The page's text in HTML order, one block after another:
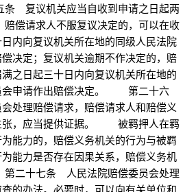
复议机关应当自收到申请之日起两
请求人不服复议决定的，可以在收
内向复议机关所在地的同级人民法院
决定；复议机关逾期不作决定的，赔
之日起三十日内向复议机关所在地的
会申请作出赔偿决定。 第二十六
处理赔偿请求，赔偿请求人和赔偿义
张，应当提供证据。 被羁押人在羁
能力的，赔偿义务机关的行为与被羁
能力是否存在因果关系，赔偿义务机
二十七条 人民法院赔偿委员会处理
的办法。必要时，可以向有关单位和